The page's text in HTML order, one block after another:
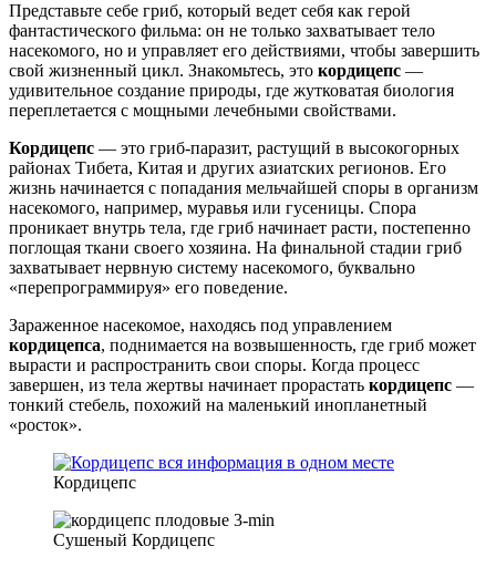
Представьте себе гриб, который ведет себя как герой
фантастического фильма: он не только захватывает тело
насекомого, но и управляет его действиями, чтобы завершить
свой жизненный цикл. Знакомьтесь, это кордицепс —
удивительное создание природы, где жутковатая биология
переплетается с мощными лечебными свойствами.
Кордицепс — это гриб-паразит, растущий в высокогорных
районах Тибета, Китая и других азиатских регионов. Его
жизнь начинается с попадания мельчайшей споры в организм
насекомого, например, муравья или гусеницы. Спора
проникает внутрь тела, где гриб начинает расти, постепенно
поглощая ткани своего хозяина. На финальной стадии гриб
захватывает нервную систему насекомого, буквально
«перепрограммируя» его поведение.
Зараженное насекомое, находясь под управлением
кордицепса, поднимается на возвышенность, где гриб может
вырасти и распространить свои споры. Когда процесс
завершен, из тела жертвы начинает прорастать кордицепс —
тонкий стебель, похожий на маленький инопланетный
«росток».
Кордицепс
Сушеный Кордицепс